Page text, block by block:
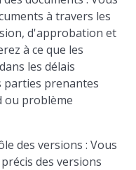
à travers les
d'approbation et
à ce que les
les délais
prenantes
ou problème
des versions : Vous
des versions